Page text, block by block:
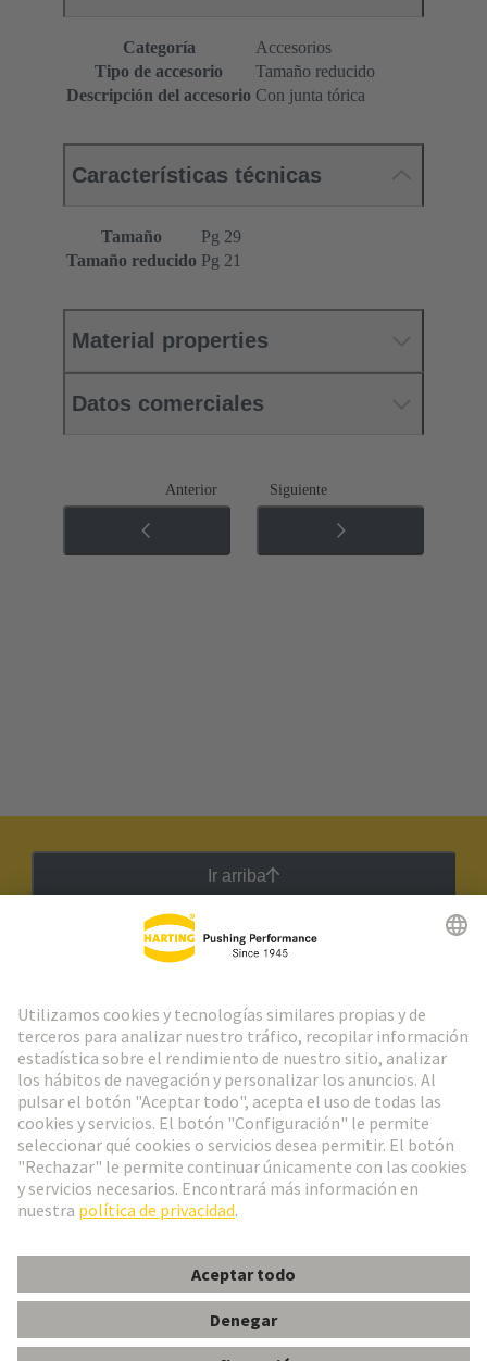
Categoría
Accesorios
Tipo de accesorio
Tamaño reducido
Descripción del accesorio Con junta tórica
Características técnicas
Tamaño
Pg 29
Tamaño reducido Pg 21
Material properties
Datos comerciales
Anterior Siguiente
Ir arriba
Ir al registro
Portugal Español
© Grupo Tecnológico HARTING
ImprintPolítica de privacidad
Configuración de cookies